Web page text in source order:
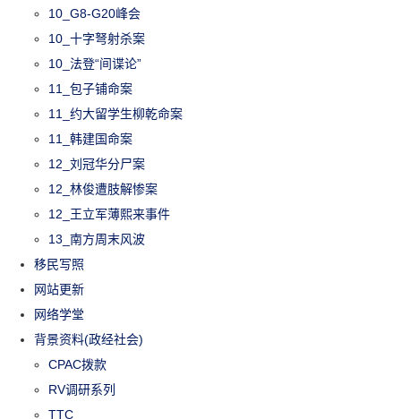
10_G8-G20峰会
10_十字弩射杀案
10_法登“间谍论”
11_包子铺命案
11_约大留学生柳乾命案
11_韩建国命案
12_刘冠华分尸案
12_林俊遭肢解惨案
12_王立军薄熙来事件
13_南方周末风波
移民写照
网站更新
网络学堂
背景资料(政经社会)
CPAC拨款
RV调研系列
TTC